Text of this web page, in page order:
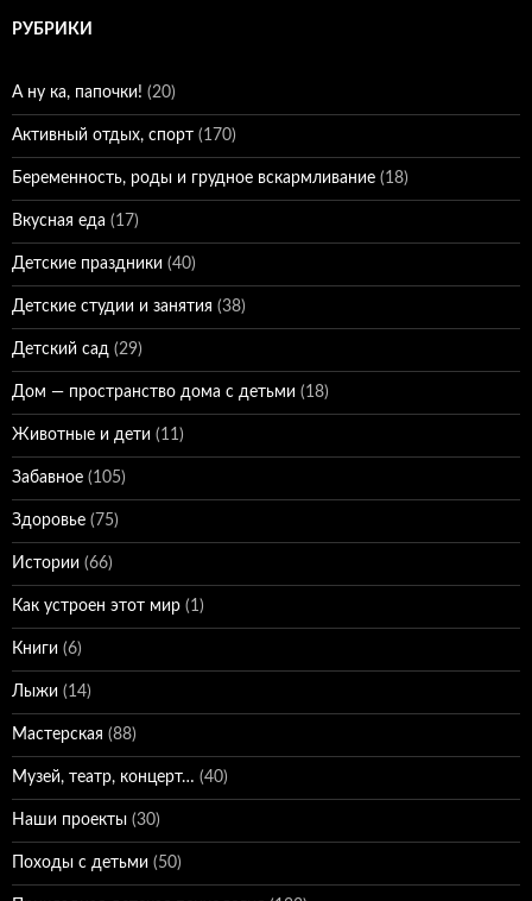
РУБРИКИ
А ну ка, папочки! (20)
Активный отдых, спорт (170)
Беременность, роды и грудное вскармливание (18)
Вкусная еда (17)
Детские праздники (40)
Детские студии и занятия (38)
Детский сад (29)
Дом — пространство дома с детьми (18)
Животные и дети (11)
Забавное (105)
Здоровье (75)
Истории (66)
Как устроен этот мир (1)
Книги (6)
Лыжи (14)
Мастерская (88)
Музей, театр, концерт… (40)
Наши проекты (30)
Походы с детьми (50)